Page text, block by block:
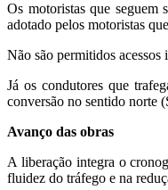
Os motoristas que
adotado pelos motoristas
Não são permitidos
Já os condutores que
conversão no sentido norte
Avanço das obras
A liberação integra o
fluidez do tráfego e na